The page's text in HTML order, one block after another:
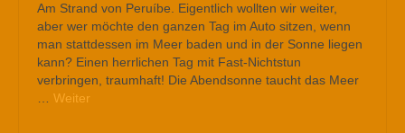
Am Strand von Peruíbe. Eigentlich wollten wir weiter,
aber wer möchte den ganzen Tag im Auto sitzen, wenn
man stattdessen im Meer baden und in der Sonne liegen
kann? Einen herrlichen Tag mit Fast-Nichtstun
verbringen, traumhaft! Die Abendsonne taucht das Meer
Weiter